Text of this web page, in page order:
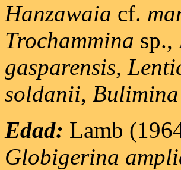
Hanzawaia cf.
Trochammina sp.,
gasparensis,
soldanii, Bulimina
Edad: Lamb
Globigerina